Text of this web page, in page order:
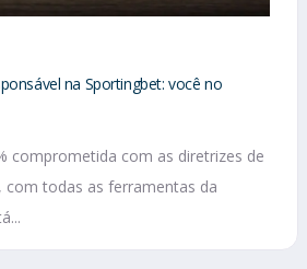
na Sportingbet: você no
comprometida com as diretrizes de
com todas as ferramentas da